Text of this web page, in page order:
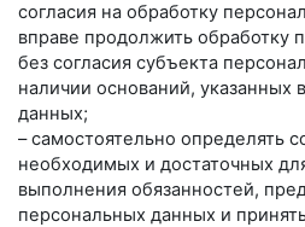
согласия на обработку
вправе продолжить обработку
без согласия субъекта
наличии оснований, указанных
данных;
– самостоятельно определять
необходимых и достаточных
выполнения обязанностей,
персональных данных и